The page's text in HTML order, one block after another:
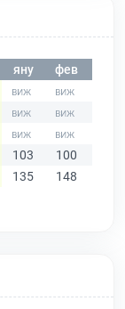
яну фев
103 100
135 148